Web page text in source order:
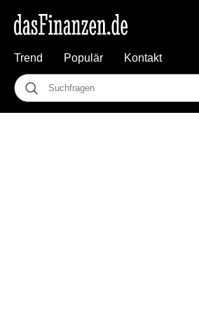
Trend Populär Kontakt